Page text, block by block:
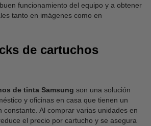
funcionamiento del equipo y a obtener
tanto en imágenes como en
de cartuchos
de tinta Samsung son una solución
y oficinas en casa que tienen un
constante. Al comprar varias unidades en
el precio por cartucho y se asegura